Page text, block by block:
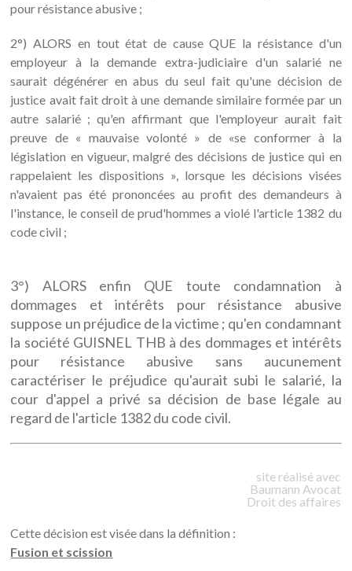
pour résistance abusive ;
2°) ALORS en tout état de cause QUE la résistance d'un
employeur à la demande extra-judiciaire d'un salarié ne
saurait dégénérer en abus du seul fait qu'une décision de
justice avait fait droit à une demande similaire formée par un
autre salarié ; qu'en affirmant que l'employeur aurait fait
preuve de « mauvaise volonté » de «se conformer à la
législation en vigueur, malgré des décisions de justice qui en
rappelaient les dispositions », lorsque les décisions visées
n'avaient pas été prononcées au profit des demandeurs à
l'instance, le conseil de prud'hommes a violé l'article 1382 du
code civil ;
3°) ALORS enfin QUE toute condamnation à
dommages et intérêts pour résistance abusive
suppose un préjudice de la victime ; qu'en condamnant
la société GUISNEL THB à des dommages et intérêts
pour résistance abusive sans aucunement
caractériser le préjudice qu'aurait subi le salarié, la
cour d'appel a privé sa décision de base légale au
regard de l'article 1382 du code civil.
site réalisé avec
Baumann Avocat
Droit des affaires
Cette décision est visée dans la définition :
Fusion et scission